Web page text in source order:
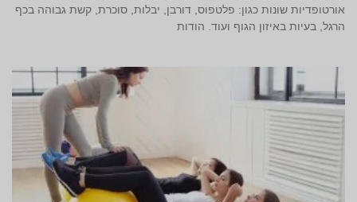
אורטופדיות שונות כגון: פלטפוס, דורבן, יבלות, סוכרת, קשת גבוהה בכף
הרגל, בעיות באיזון הגוף ועוד. הודות